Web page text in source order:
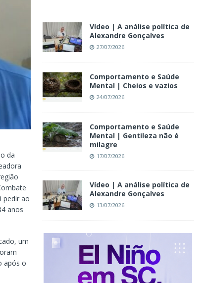
da
pedir ao
anos
um
após o
Vídeo | A análise política de
Alexandre Gonçalves
27/07/2026
Comportamento e Saúde
Mental | Cheios e vazios
24/07/2026
Comportamento e Saúde
Mental | Gentileza não é
milagre
17/07/2026
Vídeo | A análise política de
Alexandre Gonçalves
13/07/2026